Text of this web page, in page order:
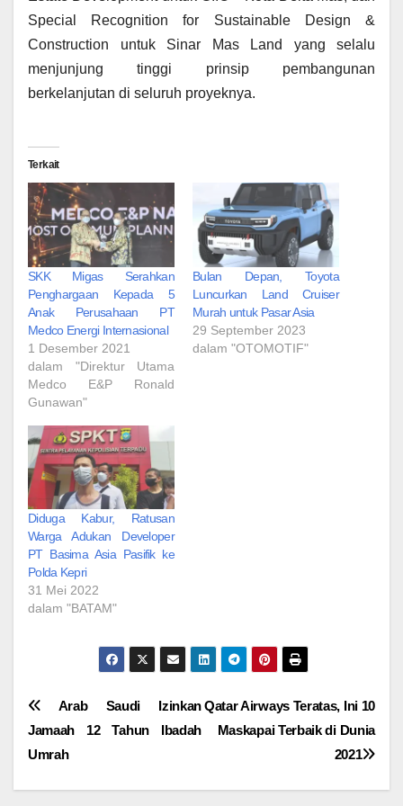
Special Recognition for Sustainable Design &
Construction untuk Sinar Mas Land yang selalu
menjunjung tinggi prinsip pembangunan
berkelanjutan di seluruh proyeknya.
Terkait
SKK Migas Serahkan
Penghargaan Kepada 5
Anak Perusahaan PT
Medco Energi Internasional
1 Desember 2021
dalam "Direktur Utama
Medco E&P Ronald
Gunawan"
Bulan Depan, Toyota
Luncurkan Land Cruiser
Murah untuk Pasar Asia
29 September 2023
dalam "OTOMOTIF"
Diduga Kabur, Ratusan
Warga Adukan Developer
PT Basima Asia Pasifik ke
Polda Kepri
31 Mei 2022
dalam "BATAM"
Navigasi
pos
Qatar Airways Teratas, Ini 10
Maskapai Terbaik di Dunia
2021
Arab Saudi Izinkan
Jamaah 12 Tahun Ibadah
Umrah